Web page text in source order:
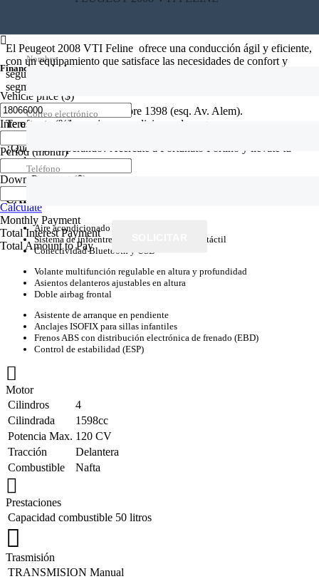
El Peugeot 2008 VTI Feline ofrece una conducción ágil y eficiente,
con un equipamiento que satisface las necesidades de confort y
seguridad, posicionándose como una opción atractiva en el
segmento de los SUVs compactos.
Visitanos en 24 de Septiembre 1398 (esq. Av. Alem).
Te ofrecemos las mejores condiciones de pago
¿Qué estás esperando? Acercate a Fortunato Fortino y llevate tu
usado.
CARACTERISTICAS ADICIONALES
Aire acondicionado manual
Sistema de infoentretenimiento con pantalla táctil
Conectividad Bluetooth y USB
Volante multifunción regulable en altura y profundidad
Asientos delanteros ajustables en altura
Doble airbag frontal
Asistente de arranque en pendiente
Anclajes ISOFIX para sillas infantiles
Frenos ABS con distribución electrónica de frenado (EBD)
Control de estabilidad (ESP)
Motor
Cilindros
4
Cilindrada
1598cc
Potencia Max. 120 CV
Tracción
Delantera
Combustible
Nafta
Prestaciones
Capacidad combustible 50 litros
Trasmisión
TRANSMISION Manual
Financing calculator
Vehicle price ($)
Interest rate (%)
Period(month)
Down Payment ($)
Calculate
Monthly Payment
Total Interest Payment
Total Amount to Pay
Nombre
Correo electrónico
Teléfono